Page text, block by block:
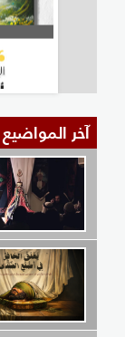
آخر المواضيع